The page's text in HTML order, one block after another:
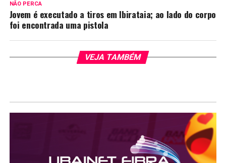
NÃO PERCA
Jovem é executado a tiros em Ibirataia; ao lado do corpo
foi encontrada uma pistola
VEJA TAMBÉM